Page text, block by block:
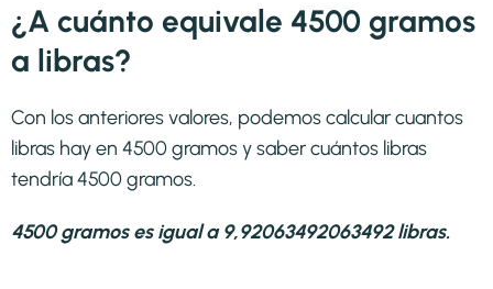
¿A cuánto equivale 4500 gramos
a libras?
Con los anteriores valores, podemos calcular cuantos
libras hay en 4500 gramos y saber cuántos libras
tendría 4500 gramos.
4500 gramos es igual a 9,92063492063492 libras.